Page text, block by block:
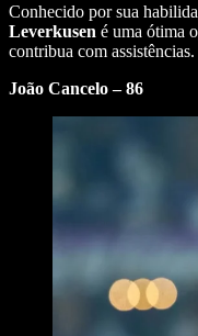
Conhecido por sua
Leverkusen é uma ótima
contribua com assistências.
João Cancelo – 86